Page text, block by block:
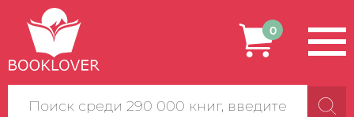
Поиск
0